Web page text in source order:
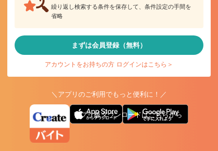
繰り返し検索する条件を保存して、条件設定の手間を
省略
まずは会員登録（無料）
アカウントをお持ちの方 ログインはこちら＞
＼アプリのご利用でもっと便利に！／
アプリ版ダウンロードはこちらから